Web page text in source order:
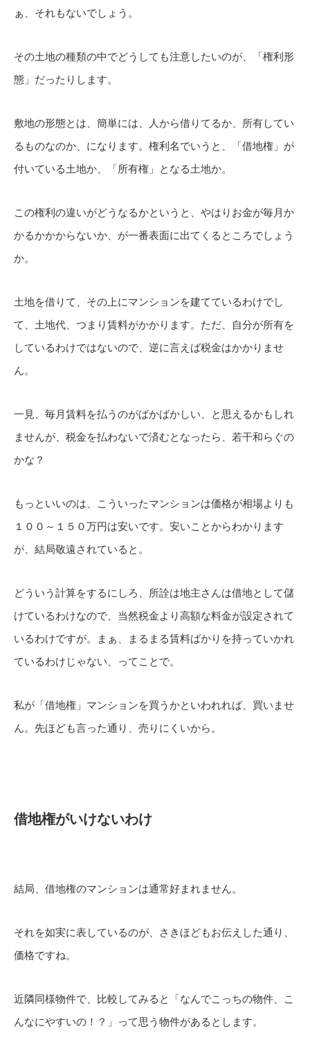
ぁ、それもないでしょう。
その土地の種類の中でどうしても注意したいのが、「権利形
態」だったりします。
敷地の形態とは、簡単には、人から借りてるか、所有してい
るものなのか、になります。権利名でいうと、「借地権」が
付いている土地か、「所有権」となる土地か。
この権利の違いがどうなるかというと、やはりお金が毎月か
かるかかからないか、が一番表面に出てくるところでしょう
か。
土地を借りて、その上にマンションを建てているわけでし
て、土地代、つまり賃料がかかります。ただ、自分が所有を
しているわけではないので、逆に言えば税金はかかりませ
ん。
一見、毎月賃料を払うのがばかばかしい、と思えるかもしれ
ませんが、税金を払わないで済むとなったら、若干和らぐの
かな？
もっといいのは、こういったマンションは価格が相場よりも
１００～１５０万円は安いです。安いことからわかります
が、結局敬遠されていると。
どういう計算をするにしろ、所詮は地主さんは借地として儲
けているわけなので、当然税金より高額な料金が設定されて
いるわけですが。まぁ、まるまる賃料ばかりを持っていかれ
ているわけじゃない、ってことで。
私が「借地権」マンションを買うかといわれれば、買いませ
ん。先ほども言った通り、売りにくいから。
借地権がいけないわけ
結局、借地権のマンションは通常好まれません。
それを如実に表しているのが、さきほどもお伝えした通り、
価格ですね。
近隣同様物件で、比較してみると「なんでこっちの物件、こ
んなにやすいの！？」って思う物件があるとします。